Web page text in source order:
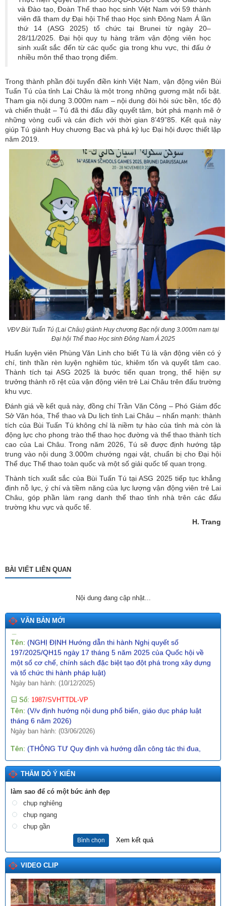
và Đào tạo, Đoàn Thể thao học sinh Việt Nam với 59 thành
viên đã tham dự Đại hội Thể thao Học sinh Đông Nam Á lần
thứ 14 (ASG 2025) tổ chức tại Brunei từ ngày 20–
28/11/2025. Đại hội quy tụ hàng trăm vận động viên học
sinh xuất sắc đến từ các quốc gia trong khu vực, thi đấu ở
nhiều môn thể thao trọng điểm.
Trong thành phần đội tuyển điền kinh Việt Nam, vận động viên Bùi
Tuấn Tú của tỉnh Lai Châu là một trong những gương mặt nổi bật.
Tham gia nội dung 3.000m nam – nội dung đòi hỏi sức bền, tốc độ
và chiến thuật – Tú đã thi đấu đầy quyết tâm, bứt phá mạnh mẽ ở
những vòng cuối và cán đích với thời gian 8’49”85. Kết quả này
giúp Tú giành Huy chương Bạc và phá kỷ lục Đại hội được thiết lập
năm 2019.
VĐV Bùi Tuấn Tú (Lai Châu) giành Huy chương Bạc nội dung 3.000m nam tại
Đại hội Thể thao Học sinh Đông Nam Á 2025
Huấn luyện viên Phùng Văn Linh cho biết Tú là vận động viên có ý
chí, tinh thần rèn luyện nghiêm túc, khiêm tốn và quyết tâm cao.
Thành tích tại ASG 2025 là bước tiến quan trọng, thể hiện sự
trưởng thành rõ rệt của vận động viên trẻ Lai Châu trên đấu trường
khu vực.
Đánh giá về kết quả này, đồng chí Trần Văn Công – Phó Giám đốc
Sở Văn hóa, Thể thao và Du lịch tỉnh Lai Châu – nhấn mạnh: thành
tích của Bùi Tuấn Tú không chỉ là niềm tự hào của tỉnh mà còn là
động lực cho phong trào thể thao học đường và thể thao thành tích
cao của Lai Châu. Trong năm 2026, Tú sẽ được định hướng tập
trung vào nội dung 3.000m chướng ngại vật, chuẩn bị cho Đại hội
Thể dục Thể thao toàn quốc và một số giải quốc tế quan trọng.
Thành tích xuất sắc của Bùi Tuấn Tú tại ASG 2025 tiếp tục khẳng
định nỗ lực, ý chí và tiềm năng của lực lượng vận động viên trẻ Lai
Châu, góp phần làm rạng danh thể thao tỉnh nhà trên các đấu
trường khu vực và quốc tế.
H. Trang
BÀI VIẾT LIÊN QUAN
Nội dung đang cập nhật...
VĂN BẢN MỚI
Tên: (Dự thảo NGHỊ QUYẾT Quy định nguyên tắc, tiêu chí, định
của ngân sách địa phương thực hiện Chương trình mục tiêu
Số:555/QĐ-SVHTTDL
Số:289/2025/NĐ-CP
Tên:(NGHỊ ĐỊNH Hướng dẫn thi hành Nghị quyết số
197/2025/QH15 ngày 17 tháng 5 năm 2025 của Quốc hội về
một số cơ chế, chính sách đặc biệt tạo đột phá trong xây dựng
và tổ chức thi hành pháp luật)
Ngày ban hành: (10/12/2025)
Số: 1987/SVHTTDL-VP
Tên:(V/v định hướng nội dung phổ biến, giáo dục pháp luật
tháng 6 năm 2026)
Ngày ban hành: (03/06/2026)
Tên:
(THÔNG TƯ Quy định và hướng dẫn công tác thi đua,
khen thưởng về Dân quân tự vệ)
Tên:(NGHỊ ĐỊNH1 Quy định về giá đất)
Tên:(Danh sách dự kiến xếp hạng “Khách sạn tiêu biểu không
thuốc lá” lần thứ I - năm 2025)
Ngày ban hành: (18/12/2025)
(BÀI TRUYỀN THÔNG DỰ THẢO QUYẾT ĐỊNH SỬA ĐỔI,
BỔ SUNG MỘT SỐ ĐIỀU CỦA QUYẾT ĐỊNH SỐ 21/2017/QĐ-
UBND NGÀY 21/7/2017 CỦA UBND TỈNH LAI CHÂU BAN HÀNH
QUY CHẾ PHỐI HỢP LIÊN NGÀNH VỀ PHÒNG, CHỐNG BẠO
LỰC GIA ĐÌNH TRÊN ĐỊA BÀN TỈNH LAI CHÂU)
Ngày ban hành: (18/11/2025)
THĂM DÒ Ý KIẾN
làm sao để có một bức ảnh đẹp
chụp nghiêng
chụp ngang
chụp gần
Bình chọn Xem kết quả
VIDEO CLIP